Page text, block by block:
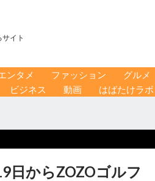
イト
ンタメ ファッション グルメ
ビジネス 動画 はばたけラボ
日からZOZOゴルフ